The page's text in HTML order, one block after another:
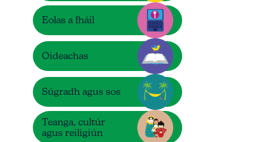
Eolas a fháil
Oideachas
Súgradh agus sos
Teanga, cultúr
agus reiligiún